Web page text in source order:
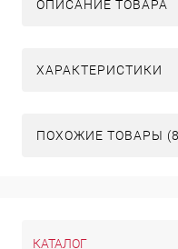
ОПИСАНИЕ ТОВАРА
ХАРАКТЕРИСТИКИ
ПОХОЖИЕ ТОВАРЫ
КАТАЛОГ